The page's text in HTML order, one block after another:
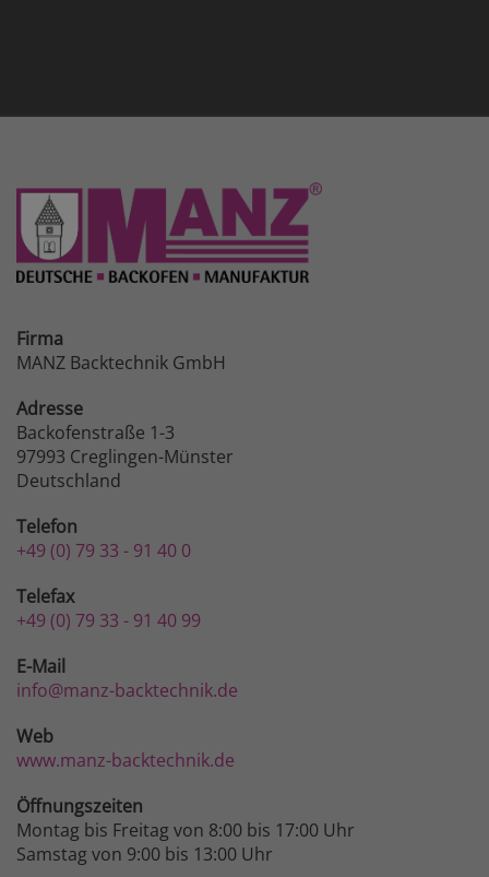
Firma
MANZ Backtechnik GmbH
Adresse
Backofenstraße 1-3
97993 Creglingen-Münster
Deutschland
Telefon
+49 (0) 79 33 - 91 40 0
Telefax
+49 (0) 79 33 - 91 40 99
E-Mail
info@manz-backtechnik.de
Web
www.manz-backtechnik.de
Öffnungszeiten
Montag bis Freitag von 8:00 bis 17:00 Uhr
Samstag von 9:00 bis 13:00 Uhr